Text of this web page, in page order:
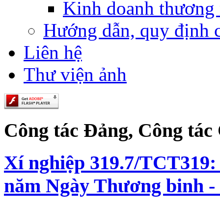
Kinh doanh thương
Hướng dẫn, quy định
Liên hệ
Thư viện ảnh
Công tác Đảng, Công
Xí nghiệp 319.7/
năm Ngày Thương binh -